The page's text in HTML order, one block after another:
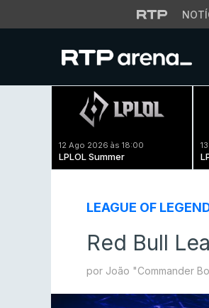
12 Ago 2026 às 18:00
LPLOL Summer
LEAGUE OF
Red Bull
por João "Commander